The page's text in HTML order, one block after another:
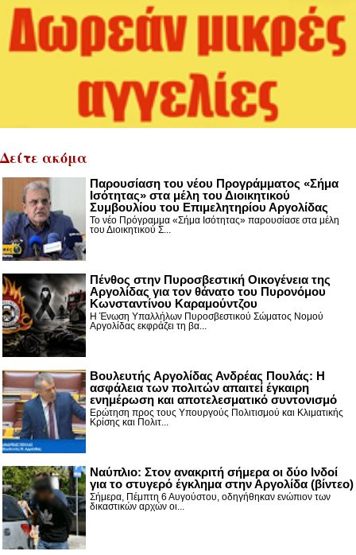
Δείτε ακόμα
Παρουσίαση του νέου Προγράμματος «Σήμα
Ισότητας» στα μέλη του Διοικητικού
Συμβουλίου του Επιμελητηρίου Αργολίδας
Το νέο Πρόγραμμα «Σήμα Ισότητας» παρουσίασε στα μέλη
του Διοικητικού Σ...
Πένθος στην Πυροσβεστική Οικογένεια της
Αργολίδας για τον θάνατο του Πυρονόμου
Κωνσταντίνου Καραμούντζου
Η Ένωση Υπαλλήλων Πυροσβεστικού Σώματος Νομού
Αργολίδας εκφράζει τη βα...
Βουλευτής Αργολίδας Ανδρέας Πουλάς: Η
ασφάλεια των πολιτών απαιτεί έγκαιρη
ενημέρωση και αποτελεσματικό συντονισμό
Ερώτηση προς τους Υπουργούς Πολιτισμού και Κλιματικής
Κρίσης και Πολιτ...
Nαύπλιο: Στον ανακριτή σήμερα οι δύο Ινδοί
για το στυγερό έγκλημα στην Αργολίδα (βίντεο)
Σήμερα, Πέμπτη 6 Αυγούστου, οδηγήθηκαν ενώπιον των
δικαστικών αρχών οι...